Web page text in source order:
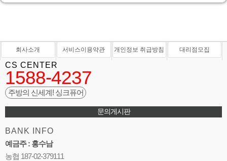
회사소개 서비스이용약관 개인정보 취급방침 대리점모집
CS CENTER
1588-4237
주방의 신세계! 싱크퓨어
문의게시판
BANK INFO
예금주 : 홍수남
농협 187-02-379111